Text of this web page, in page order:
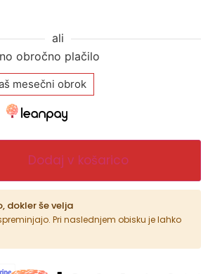
ali
obročno plačilo
mesečni obrok
Dodaj v košarico
dokler še velja
Pri naslednjem obisku je lahko